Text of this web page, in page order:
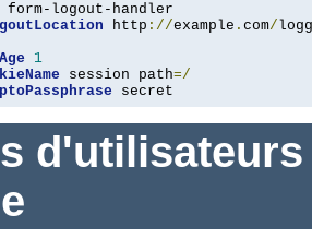
http ://example . com/
1
session path=/
secret